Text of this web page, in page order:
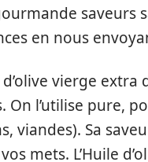
saveurs
en nous
d’olive vierge
On l’utilise pure,
viandes). Sa
mets. L’Huile